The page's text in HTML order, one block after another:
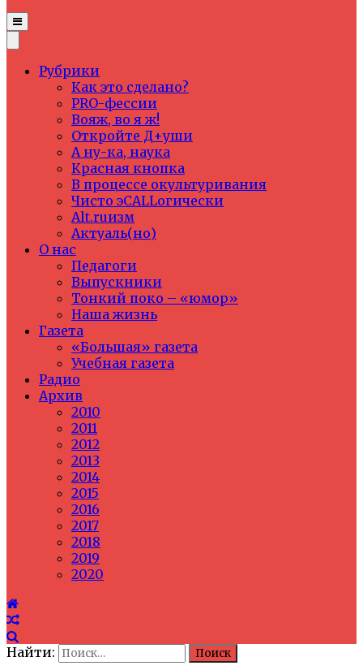
Рубрики
Как это сделано?
PRO-фессии
Вояж, во я ж!
Откройте Д+уши
А ну-ка, наука
Красная кнопка
В процессе окультуривания
Чисто эCALLогически
Alt.ruизм
Актуаль(но)
О нас
Педагоги
Выпускники
Тонкий поко – «юмор»
Наша жизнь
Газета
«Большая» газета
Учебная газета
Радио
Архив
2010
2011
2012
2013
2014
2015
2016
2017
2018
2019
2020
Найти: